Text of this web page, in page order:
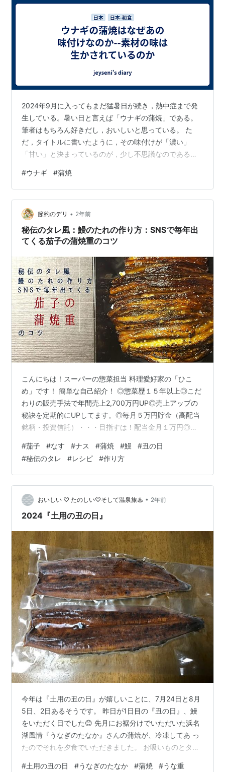
2024年9月に入ってもまだ猛暑日が続き，熱中症まで発
生している。暑い日と言えば「ウナギの蒲焼」である。
筆者はもちろん好きだし，おいしいと思っている。 た
だ，タイトルに書いたように，その味付けが「濃い」
「甘い」と決まっているのが，少し不思議なのである。
り，一般に醤油とワサビで味わう。ウナギの脂の多さ
が，ワサビとうまくマッチしておいしいと思う。マグロ
のトロの寿司を醤油とワサビで食べるとおいしいのと同
じ理由かと思う。「炙り（あぶり）」で食べている感覚
だと思う。 一方，通常のウナギの蒲焼は，焼きとタレを
くぐらせることを何度か繰り返し，ウナギの表面に…
#ウナギ #蒲焼
節約のデリ • 2年前
秘伝のタレ風：鰻のたれの作り方：SNSで毎年出
てくる茄子の蒲焼重のコツ
こんにちは！スーパーの惣菜担当 料理愛好家の「ひこ
め」です！ 簡単な自己紹介！ ◎惣菜歴１５年以上◎こだ
わりの販売手法で年間売上2,700万円UP◎売上アップの
秘訣を定期的にUPしてます。◎毎月５万円貯金（高配当
銘柄・投資信託）・・・目指すは！配当金月１万円◎惣
を掲載しています！】 今回のテーマは、「茄子の蒲焼
重：鰻のたれの作り方」です！ 2024年7月24日（水）
は、丑の日でした。今年の丑の日は、豪雨が降ったりと
売れ行きが読めない一日でした。ですが、私のいるスー
パーでは、「国産うな重」よりも「中国産うな重」の方
が売れ行きが良かったです。（物価…
#茄子 #なす #ナス #蒲焼 #鰻 #丑の日
#秘伝のタレ #レシピ #作り方
おいしい ♡ たのしい♡そして温泉旅♨ • 2年前
2024『土用の丑の日』
今年は『土用の丑の日』が嬉しいことに、7月24日と8月
5日、2日あるそうです。 昨日が1日目の『丑の日』、鰻
をいただく日でした😊 先月にお裾分けでいただいた浜名
湖風情『うなぎのたなか』さんの蒲焼が、冷凍してあ っ
たのでそれを夕食でいただきました。 お吸いものとタ
#土用の丑の日 #うなぎのたなか #蒲焼 #うな重